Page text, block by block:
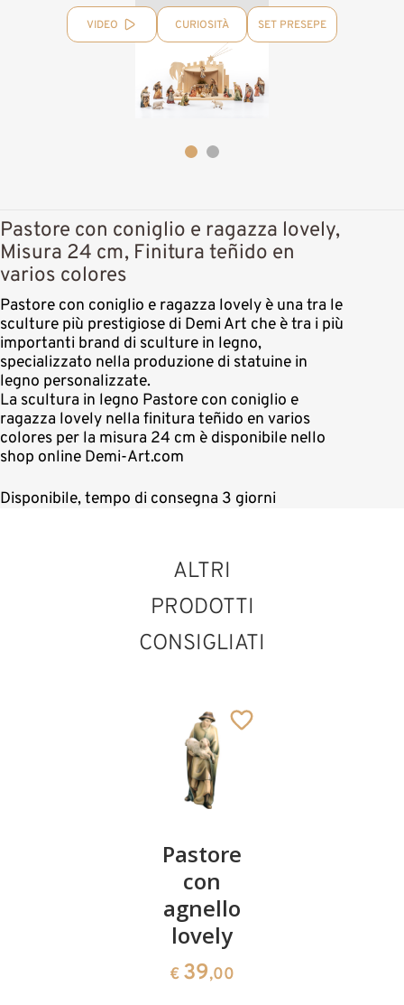
VIDEO CURIOSITÀ SET PRESEPE
Pastore con coniglio e ragazza lovely,
Misura 24 cm, Finitura teñido en
varios colores
Pastore con coniglio e ragazza lovely è una tra le
sculture più prestigiose di Demi Art che è tra i più
importanti brand di sculture in legno,
specializzato nella produzione di statuine in
legno personalizzate.
La scultura in legno Pastore con coniglio e
ragazza lovely nella finitura teñido en varios
colores per la misura 24 cm è disponibile nello
shop online Demi-Art.com
Disponibile, tempo di consegna 3 giorni
ALTRI
PRODOTTI
CONSIGLIATI
Pastore
con
agnello
lovely
€ 39,00